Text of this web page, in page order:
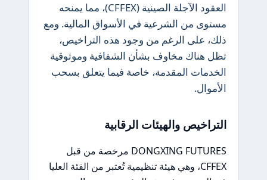
العقود الآجلة الصينية (CFFEX)، مما يمنحه
مستوى من الشرعية في الأسواق المالية. ومع
ذلك، على الرغم من وجود هذه التراخيص،
تظل هناك مخاوف بشأن الشفافية وموثوقية
الخدمات المقدمة، خاصة فيما يتعلق بسحب
الأموال.
التراخيص والهيئات الرقابية
DONGXING FUTURES مرخصة من قبل
CFFEX، وهي هيئة تنظيمية تُعتبر من الفئة العليا